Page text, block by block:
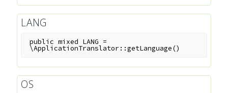
base
control
core
http
log
LANG
public mixed LANG =
\ApplicationTranslator::getLanguage()
OS